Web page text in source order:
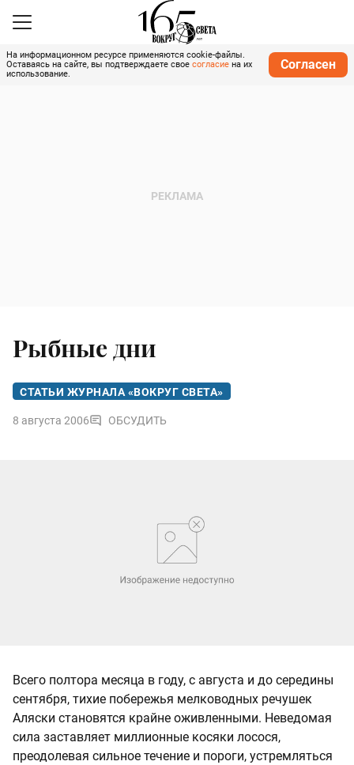
На информационном ресурсе применяются cookie-файлы.
Оставаясь на сайте, вы подтверждаете свое согласие на их
использование.
Согласен
Рыбные дни
СТАТЬИ ЖУРНАЛА «ВОКРУГ СВЕТА»
8 августа 2006 ОБСУДИТЬ
Всего полтора месяца в году, с августа и до середины
сентября, тихие побережья мелководных речушек
Аляски становятся крайне оживленными. Неведомая
сила заставляет миллионные косяки лосося,
преодолевая сильное течение и пороги, устремляться